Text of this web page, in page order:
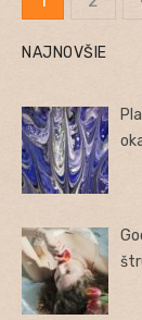
NAJNOVŠIE